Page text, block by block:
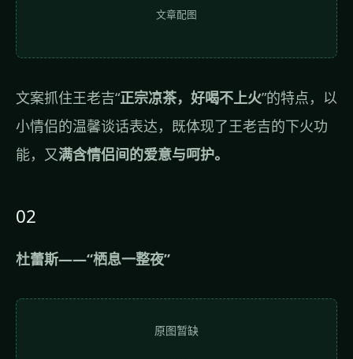
文章配图
文案抓住王老吉“正宗凉茶，好喝不上火”的特点，以
小情侣的温馨谈话表达，既体现了王老吉的下火功
能，又满含情侣间的爱意与呵护。
02
杜蕾斯——“栖息一整夜”
原图暂缺